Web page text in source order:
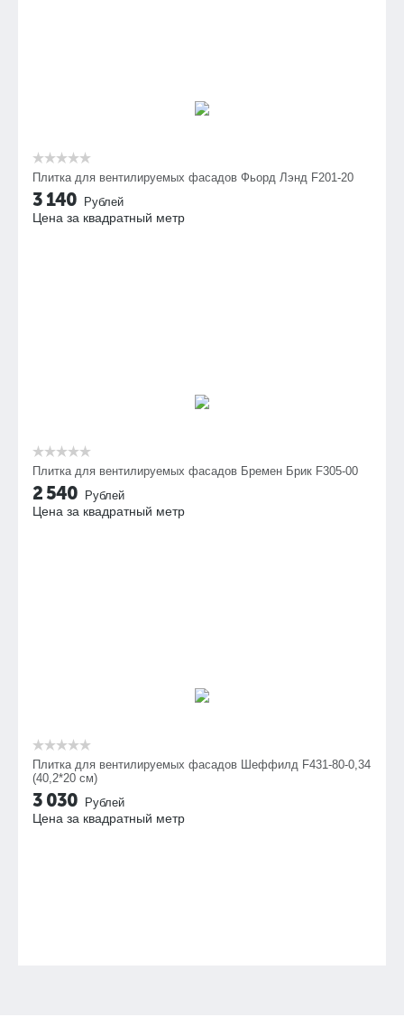
Плитка для вентилируемых фасадов Фьорд Лэнд F201-20
3 140 Рублей
Цена за квадратный метр
Плитка для вентилируемых фасадов Бремен Брик F305-00
2 540 Рублей
Цена за квадратный метр
Плитка для вентилируемых фасадов Шеффилд F431-80-0,34
(40,2*20 см)
3 030 Рублей
Цена за квадратный метр